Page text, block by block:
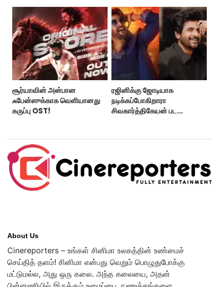
சூர்யாவின் அன்பான
ஃபேன்ஸுக்காக வெளியானது
கருப்பு OST!
ரஜினிக்கு ஜோடியாக
நடிக்கப்போகிறாரா
சிவகார்த்திகேயன் பட
About Us
Cinereporters – உங்கள் சினிமா உலகத்தின் உண்மைச்
செய்தித் தளம்! சினிமா என்பது வெறும் பொழுதுபோக்கு
மட்டுமல்ல, அது ஒரு கலை. அந்த கலையை, அதன்